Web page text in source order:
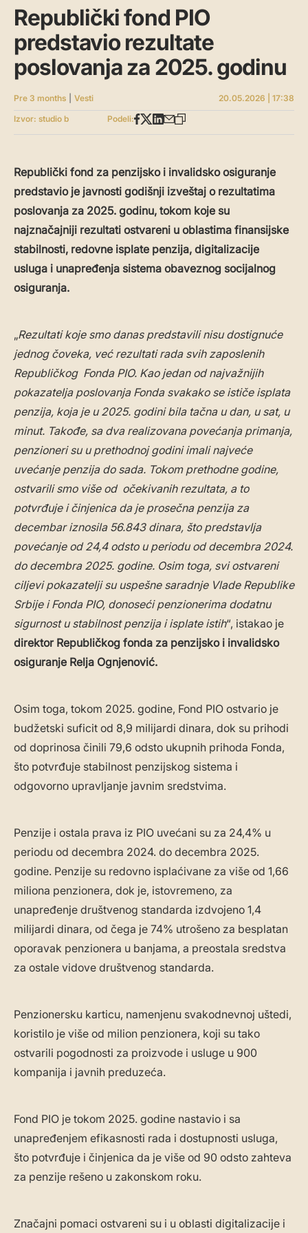
Republički fond PIO
predstavio rezultate
poslovanja za 2025. godinu
Pre 3 months Vesti
20.05.2026 | 17:38
Izvor: studio b
Podeli:
Republički fond za penzijsko i invalidsko osiguranje
predstavio je javnosti godišnji izveštaj o rezultatima
poslovanja za 2025. godinu, tokom koje su
najznačajniji rezultati ostvareni u oblastima finansijske
stabilnosti, redovne isplate penzija, digitalizacije
usluga i unapređenja sistema obaveznog socijalnog
osiguranja.
„Rezultati koje smo danas predstavili nisu dostignuće
jednog čoveka, već rezultati rada svih zaposlenih
Republičkog Fonda PIO. Kao jedan od najvažnijih
pokazatelja poslovanja Fonda svakako se ističe isplata
penzija, koja je u 2025. godini bila tačna u dan, u sat, u
minut. Takođe, sa dva realizovana povećanja primanja,
penzioneri su u prethodnoj godini imali najveće
uvećanje penzija do sada. Tokom prethodne godine,
ostvarili smo više od očekivanih rezultata, a to
potvrđuje i činjenica da je prosečna penzija za
decembar iznosila 56.843 dinara, što predstavlja
povećanje od 24,4 odsto u periodu od decembra 2024.
do decembra 2025. godine. Osim toga, svi ostvareni
ciljevi pokazatelji su uspešne saradnje Vlade Republike
Srbije i Fonda PIO, donoseći penzionerima dodatnu
sigurnost u stabilnost penzija i isplate istih“, istakao je
direktor Republičkog fonda za penzijsko i invalidsko
osiguranje Relja Ognjenović.
Osim toga, tokom 2025. godine, Fond PIO ostvario je
budžetski suficit od 8,9 milijardi dinara, dok su prihodi
od doprinosa činili 79,6 odsto ukupnih prihoda Fonda,
što potvrđuje stabilnost penzijskog sistema i
odgovorno upravljanje javnim sredstvima.
Penzije i ostala prava iz PIO uvećani su za 24,4% u
periodu od decembra 2024. do decembra 2025.
godine. Penzije su redovno isplaćivane za više od 1,66
miliona penzionera, dok je, istovremeno, za
unapređenje društvenog standarda izdvojeno 1,4
milijardi dinara, od čega je 74% utrošeno za besplatan
oporavak penzionera u banjama, a preostala sredstva
za ostale vidove društvenog standarda.
Penzionersku karticu, namenjenu svakodnevnoj uštedi,
koristilo je više od milion penzionera, koji su tako
ostvarili pogodnosti za proizvode i usluge u 900
kompanija i javnih preduzeća.
Fond PIO je tokom 2025. godine nastavio i sa
unapređenjem efikasnosti rada i dostupnosti usluga,
što potvrđuje i činjenica da je više od 90 odsto zahteva
za penzije rešeno u zakonskom roku.
Značajni pomaci ostvareni su i u oblasti digitalizacije i